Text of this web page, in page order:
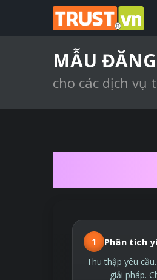
MẪU
cho các dịch vụ
1 Phân tích
Thu thập yêu
giải pháp.